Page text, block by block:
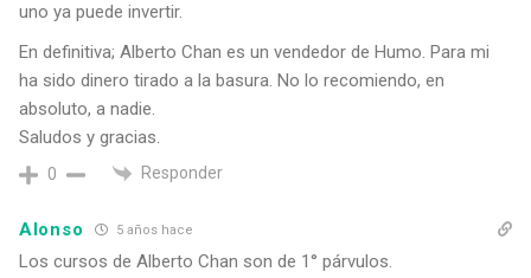
uno ya puede invertir.
En definitiva; Alberto Chan es un vendedor de Humo. Para mi
ha sido dinero tirado a la basura. No lo recomiendo, en
absoluto, a nadie.
Saludos y gracias.
0 Responder
Alonso 5 años hace
Los cursos de Alberto Chan son de 1° párvulos.